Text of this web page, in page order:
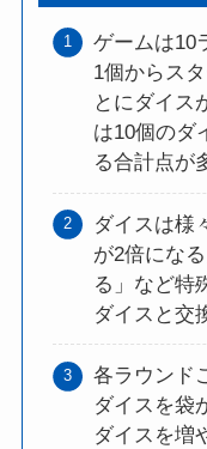
ゲームは10
1個からス
とにダイス
は10個のダ
る合計点が
ダイスは様
が2倍にな
る」など特
ダイスと交
各ラウンド
ダイスを袋
ダイスを増